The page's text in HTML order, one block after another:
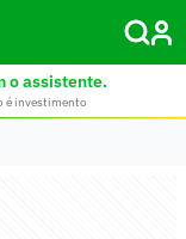
o assistente.
é investimento